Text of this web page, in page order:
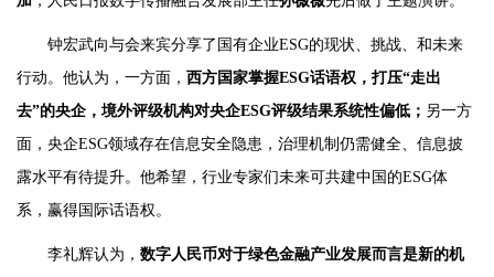
钟宏武向与会来宾分享了国有企业ESG的现状、挑战、和未来
行动。他认为，一方面， 西方国家掌握ESG话语权，打压“走出
去”的央企，境外评级机构对央企ESG评级结果系统性偏低； 另一方
面，央企ESG领域存在信息安全隐患，治理机制仍需健全、信息披
露水平有待提升。他希望，行业专家们未来可共建中国的ESG体
系，赢得国际话语权。
李礼辉认为， 数字人民币对于绿色金融产业发展而言是新的机